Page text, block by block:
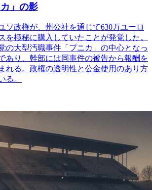
」の影
ソ政権が、州公社を通じて630万ユーロ
を極秘に購入していたことが発覚した。
の大型汚職事件「プニカ」の中心となっ
あり、幹部には同事件の被告から報酬を
れる。政権の透明性と公金使用のあり方
る。